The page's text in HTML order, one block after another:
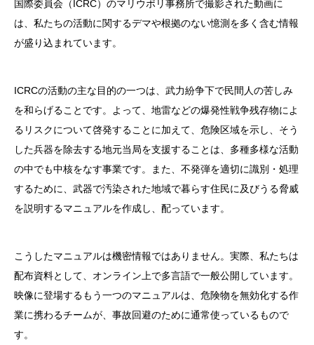
国際委員会（ICRC）のマリウポリ事務所で撮影された動画に
は、私たちの活動に関するデマや根拠のない憶測を多く含む情報
が盛り込まれています。
ICRCの活動の主な目的の一つは、武力紛争下で民間人の苦しみ
を和らげることです。よって、地雷などの爆発性戦争残存物によ
るリスクについて啓発することに加えて、危険区域を示し、そう
した兵器を除去する地元当局を支援することは、多種多様な活動
の中でも中核をなす事業です。また、不発弾を適切に識別・処理
するために、武器で汚染された地域で暮らす住民に及びうる脅威
を説明するマニュアルを作成し、配っています。
こうしたマニュアルは機密情報ではありません。実際、私たちは
配布資料として、オンライン上で多言語で一般公開しています。
映像に登場するもう一つのマニュアルは、危険物を無効化する作
業に携わるチームが、事故回避のために通常使っているもので
す。